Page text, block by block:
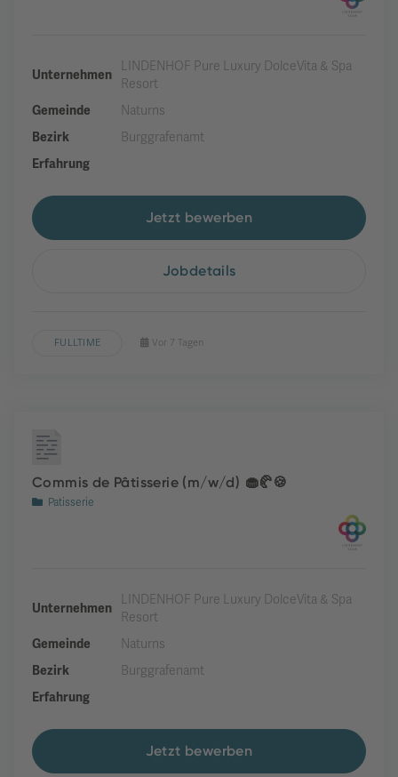
Unternehmen
LINDENHOF Pure Luxury DolceVita & Spa
Resort
Gemeinde
Naturns
Bezirk
Burggrafenamt
Erfahrung
Jetzt bewerben
Jobdetails
FULLTIME Vor 7 Tagen
Commis de Pâtisserie (m/w/d) 🧁🥐🍪
Patisserie
Unternehmen
LINDENHOF Pure Luxury DolceVita & Spa
Resort
Gemeinde
Naturns
Bezirk
Burggrafenamt
Erfahrung
Jetzt bewerben